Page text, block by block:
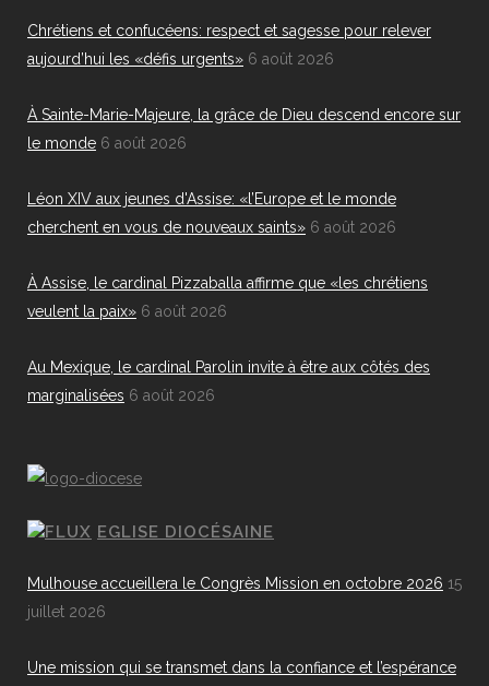
Chrétiens et confucéens: respect et sagesse pour relever
aujourd’hui les «défis urgents» 6 août 2026
À Sainte-Marie-Majeure, la grâce de Dieu descend encore sur
le monde 6 août 2026
Léon XIV aux jeunes d'Assise: «l’Europe et le monde
cherchent en vous de nouveaux saints» 6 août 2026
À Assise, le cardinal Pizzaballa affirme que «les chrétiens
veulent la paix» 6 août 2026
Au Mexique, le cardinal Parolin invite à être aux côtés des
marginalisées 6 août 2026
EGLISE DIOCÉSAINE
Mulhouse accueillera le Congrès Mission en octobre 2026 15
juillet 2026
Une mission qui se transmet dans la confiance et l’espérance